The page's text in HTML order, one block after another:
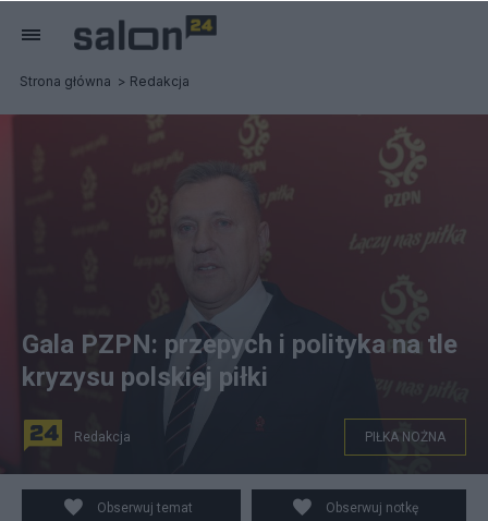
Strona główna Redakcja
Fot: Prezes PZPN Cezary Kulesza/PAP Leszek
Szymański
Gala PZPN: przepych i polityka na tle
kryzysu polskiej piłki
Redakcja PIŁKA NOŻNA
Obserwuj temat Obserwuj notkę